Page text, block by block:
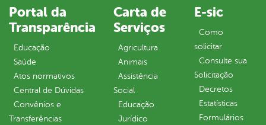
Portal da
Transparência
Educação
Saúde
Atos normativos
Central de Dúvidas
Convênios e
Transferências
Carta de
Serviços
Agricultura
Animais
Assistência
Social
Educação
Jurídico
E-sic
Como
solicitar
Consulte sua
Solicitação
Decretos
Estatísticas
Formulários